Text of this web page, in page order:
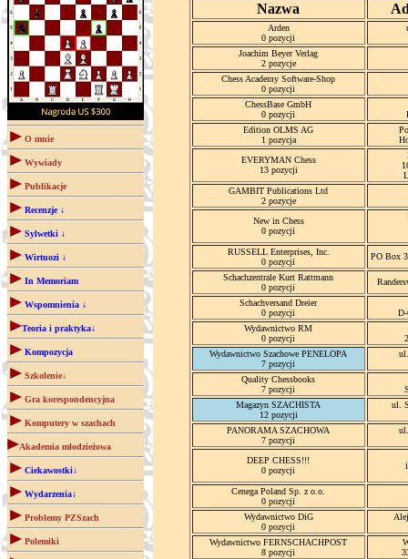
O mnie
Wywiady
Publikacje
Recenzje ↓
Sylwetki ↓
Wirtuozi ↓
In Memoriam
Wspomnienia ↓
Teoria i praktyka↓
Kompozycja
Szkolenie↓
Gra korespondencyjna
Komputery w szachach
Akademia młodzieżowa
Ciekawostki↓
Wydarzenia↓
Problemy PZSzach
Polemiki
Nazwa
Arden
0 pozycji
Joachim Beyer Verlag
2 pozycje
Chess Academy Software-Shop
0 pozycji
ChessBase GmbH
0 pozycji
Edition OLMS AG
1 pozycja
EVERYMAN Chess
13 pozycji
GAMBIT Publications Ltd
2 pozycje
New in Chess
0 pozycji
RUSSELL Enterprises, Inc.
0 pozycji
PO Box
Schachzentrale Kurt Rattmann
0 pozycji
Schachversand Dreier
0 pozycji
Wydawnictwo RM
0 pozycji
Wydawnictwo Szachowe PENELOPA
7 pozycji
Quality Chessbooks
7 pozycji
Magazyn SZACHISTA
12 pozycji
ul.
PANORAMA SZACHOWA
7 pozycji
DEEP CHESS!!!
0 pozycji
Cenega Poland Sp. z o.o.
0 pozycji
Wydawnictwo DiG
0 pozycji
Wydawnictwo FERNSCHACHPOST
8 pozycji